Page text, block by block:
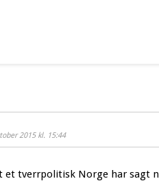
2015 kl. 15:44
et tverrpolitisk Norge har sagt